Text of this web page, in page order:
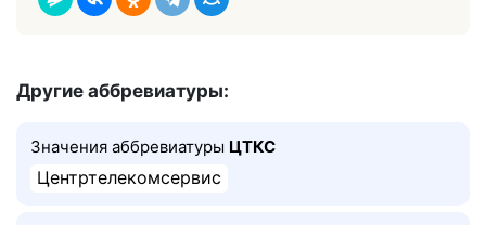
Другие аббревиатуры:
Значения аббревиатуры ЦТКС
Центртелекомсервис